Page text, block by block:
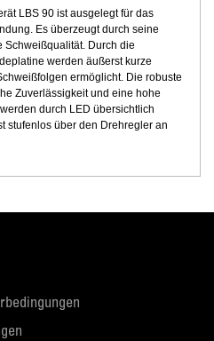
LBS 90 ist ausgelegt für das
Es überzeugt durch seine
Durch die
werden äußerst kurze
ermöglicht. Die robuste
Zuverlässigkeit und eine hohe
durch LED übersichtlich
stufenlos über den Drehregler an